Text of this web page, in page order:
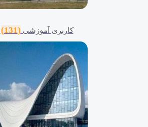
کاربری آموزشی (131)